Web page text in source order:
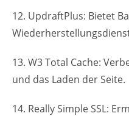
12. UpdraftPlus: Bietet
13. W3 Total Cache:
und das Laden der Seite.
14. Really Simple SSL: